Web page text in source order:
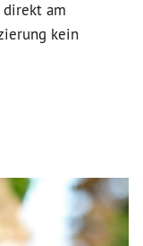
direkt am
kein